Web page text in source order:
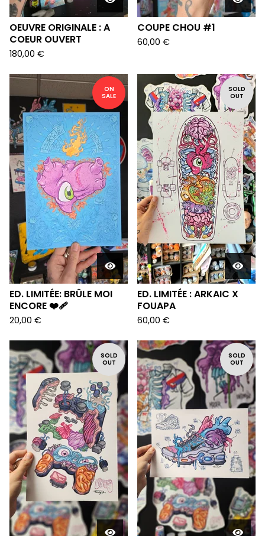
OEUVRE ORIGINALE : A
COEUR OUVERT
180,00 €
COUPE CHOU #1
60,00 €
ON
SALE
ED. LIMITÉE: BRÛLE MOI
ENCORE ❤️‍🩹
20,00 €
SOLD
OUT
ED. LIMITÉE : ARKAIC X
FOUAPA
60,00 €
SOLD
OUT
SOLD
OUT